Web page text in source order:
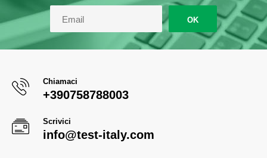
OK
Chiamaci
+390758788003
Scrivici
info@test-italy.com